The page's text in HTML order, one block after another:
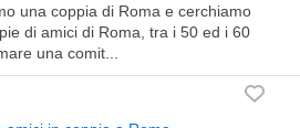
una coppia di Roma e cerchiamo
di amici di Roma, tra i 50 ed i 60
una comit...